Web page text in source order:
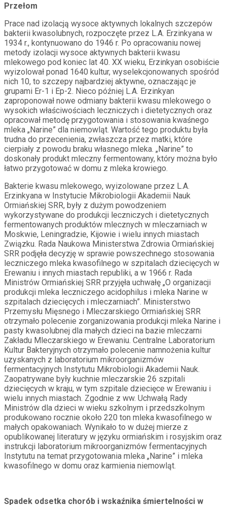
Przełom
Prace nad izolacją wysoce aktywnych lokalnych szczepów
bakterii kwasolubnych, rozpoczęte przez L.A. Erzinkyana w
1934 r., kontynuowano do 1946 r. Po opracowaniu nowej
metody izolacji wysoce aktywnych bakterii kwasu
mlekowego pod koniec lat 40. XX wieku, Erzinkyan osobiście
wyizolował ponad 1640 kultur, wyselekcjonowanych spośród
nich 10, to szczepy najbardziej aktywne, oznaczając je
grupami Er-1 i Ep-2. Nieco później L.A. Erzinkyan
zaproponował nowe odmiany bakterii kwasu mlekowego o
wysokich właściwościach leczniczych i dietetycznych oraz
opracował metodę przygotowania i stosowania kwaśnego
mleka „Narine” dla niemowląt. Wartość tego produktu była
trudna do przecenienia, zwłaszcza przez matki, które
cierpiały z powodu braku własnego mleka. „Narine” to
doskonały produkt mleczny fermentowany, który można było
łatwo przygotować w domu z mleka krowiego.
Bakterie kwasu mlekowego, wyizolowane przez L.A.
Erzinkyana w Instytucie Mikrobiologii Akademii Nauk
Ormiańskiej SRR, były z dużym powodzeniem
wykorzystywane do produkcji leczniczych i dietetycznych
fermentowanych produktów mlecznych w mleczarniach w
Moskwie, Leningradzie, Kijowie i wielu innych miastach
Związku. Rada Naukowa Ministerstwa Zdrowia Ormiańskiej
SRR podjęła decyzję w sprawie powszechnego stosowania
leczniczego mleka kwasofilnego w szpitalach dziecięcych w
Erewaniu i innych miastach republiki, a w 1966 r. Rada
Ministrów Ormiańskiej SRR przyjęła uchwałę „O organizacji
produkcji mleka leczniczego acidophilus i mleka Narine w
szpitalach dziecięcych i mleczarniach”. Ministerstwo
Przemysłu Mięsnego i Mleczarskiego Ormiańskiej SRR
otrzymało polecenie zorganizowania produkcji mleka Narine i
pasty kwasolubnej dla małych dzieci na bazie mleczarni
Zakładu Mleczarskiego w Erewaniu. Centralne Laboratorium
Kultur Bakteryjnych otrzymało polecenie namnożenia kultur
uzyskanych z laboratorium mikroorganizmów
fermentacyjnych Instytutu Mikrobiologii Akademii Nauk.
Zaopatrywane były kuchnie mleczarskie 26 szpitali
dziecięcych w kraju, w tym szpitale dziecięce w Erewaniu i
wielu innych miastach. Zgodnie z ww. Uchwałą Rady
Ministrów dla dzieci w wieku szkolnym i przedszkolnym
produkowano rocznie około 220 ton mleka kwasofilnego w
małych opakowaniach. Wynikało to w dużej mierze z
opublikowanej literatury w języku ormiańskim i rosyjskim oraz
instrukcji laboratorium mikroorganizmów fermentacyjnych
Instytutu na temat przygotowania mleka „Narine” i mleka
kwasofilnego w domu oraz karmienia niemowląt.
Spadek odsetka chorób i wskaźnika śmiertelności w